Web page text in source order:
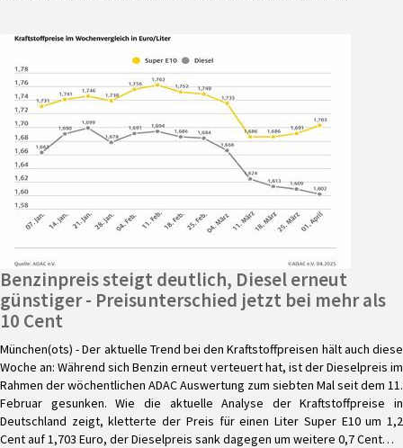
Benzinpreis steigt deutlich, Diesel erneut
günstiger - Preisunterschied jetzt bei mehr als
10 Cent
München(ots) - Der aktuelle Trend bei den Kraftstoffpreisen hält auch diese
Woche an: Während sich Benzin erneut verteuert hat, ist der Dieselpreis im
Rahmen der wöchentlichen ADAC Auswertung zum siebten Mal seit dem 11.
Februar gesunken. Wie die aktuelle Analyse der Kraftstoffpreise in
Deutschland zeigt, kletterte der Preis für einen Liter Super E10 um 1,2
Cent auf 1,703 Euro, der Dieselpreis sank dagegen um weitere 0,7 Cent…